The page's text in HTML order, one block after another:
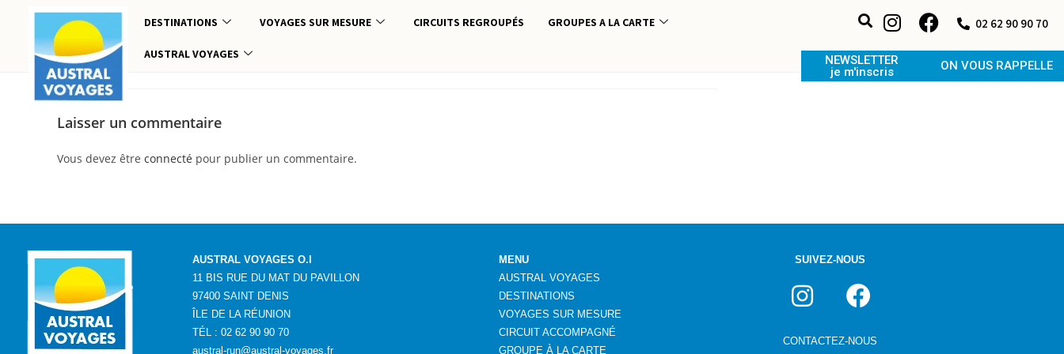
DESTINATIONS VOYAGES SUR MESURE CIRCUITS REGROUPÉS GROUPES A LA CARTE
AUSTRAL VOYAGES
02 62 90 90 70
NEWSLETTER
je m'inscris
ON VOUS RAPPELLE
Laisser un commentaire
Vous devez être connecté pour publier un commentaire.
AUSTRAL VOYAGES O.I
11 BIS RUE DU MAT DU PAVILLON
97400 SAINT DENIS
ÎLE DE LA RÉUNION
TÉL : 02 62 90 90 70
austral-run@austral-voyages.fr
MENU
AUSTRAL VOYAGES
DESTINATIONS
VOYAGES SUR MESURE
CIRCUIT ACCOMPAGNÉ
GROUPE ÀLA CARTE
SUIVEZ-NOUS
CONTACTEZ-NOUS